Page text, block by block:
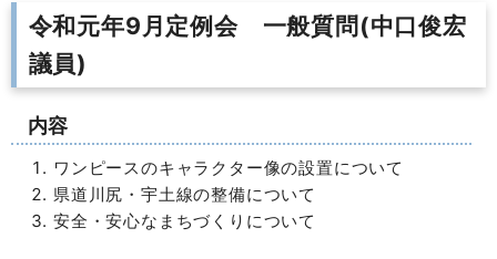
令和元年9月定例会 一般質問(中口俊宏
議員)
内容
ワンピースのキャラクター像の設置について
県道川尻・宇土線の整備について
安全・安心なまちづくりについて